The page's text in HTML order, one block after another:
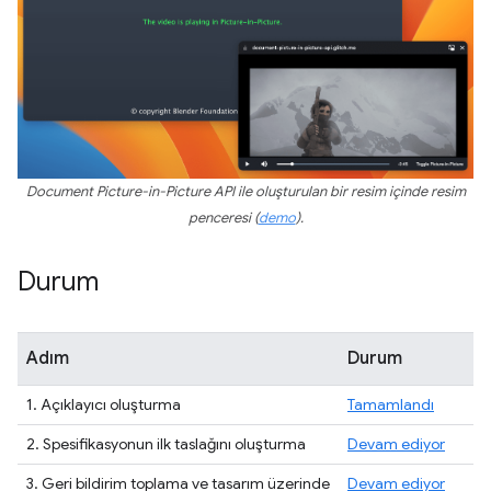
Document Picture-in-Picture API ile oluşturulan bir resim içinde resim
penceresi (demo).
Durum
Adım Durum
1. Açıklayıcı oluşturma
Tamamlandı
2. Spesifikasyonun ilk taslağını oluşturma
Devam ediyor
3. Geri bildirim toplama ve tasarım üzerinde
Devam ediyor